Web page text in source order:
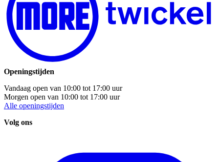
Openingstijden
Vandaag open van 10:00 tot 17:00 uur
Morgen open van 10:00 tot 17:00 uur
Alle openingstijden
Volg ons